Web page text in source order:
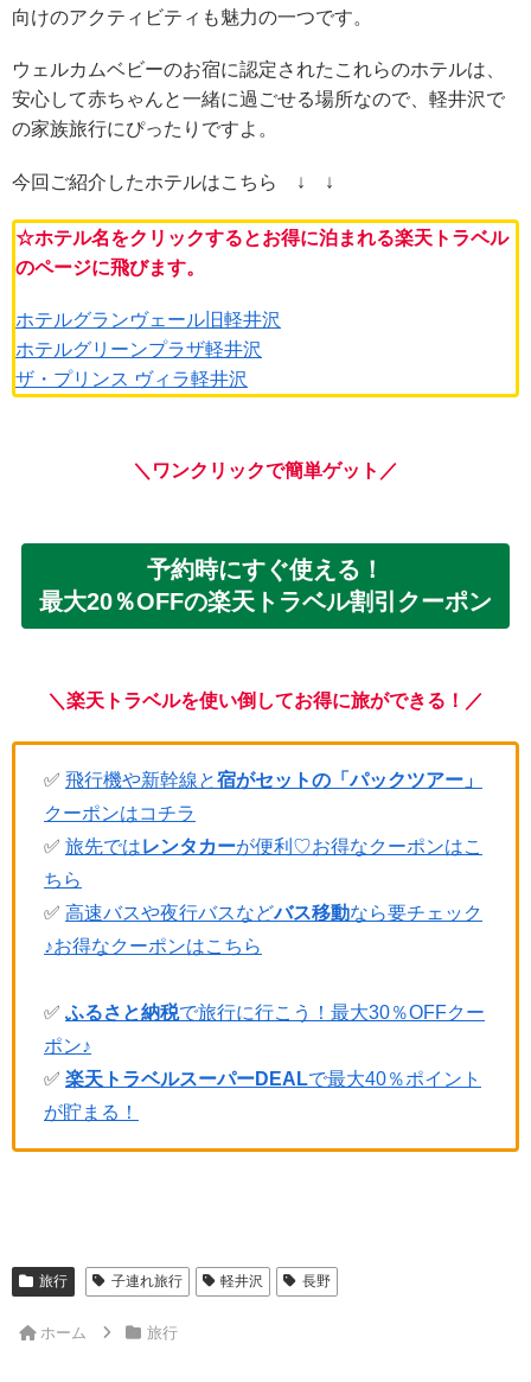
向けのアクティビティも魅力の一つです。
ウェルカムベビーのお宿に認定されたこれらのホテルは、
安心して赤ちゃんと一緒に過ごせる場所なので、軽井沢で
の家族旅行にぴったりですよ。
今回ご紹介したホテルはこちら ↓ ↓
☆ホテル名をクリックするとお得に泊まれる楽天トラベル
のページに飛びます。
ホテルグランヴェール旧軽井沢
ホテルグリーンプラザ軽井沢
ザ・プリンス ヴィラ軽井沢
＼ワンクリックで簡単ゲット／
予約時にすぐ使える！
最大20％OFFの楽天トラベル割引クーポン
＼楽天トラベルを使い倒してお得に旅ができる！／
✅ 飛行機や新幹線と宿がセットの「パックツアー」
クーポンはコチラ
✅ 旅先ではレンタカーが便利♡お得なクーポンはこ
ちら
✅ 高速バスや夜行バスなどバス移動なら要チェック
♪お得なクーポンはこちら
✅ ふるさと納税で旅行に行こう！最大30％OFFクー
ポン♪
✅ 楽天トラベルスーパーDEALで最大40％ポイント
が貯まる！
旅行 子連れ旅行 軽井沢 長野
ホーム 旅行